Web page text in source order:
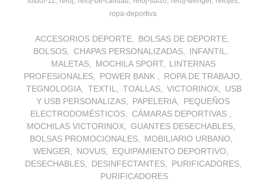
ropa-deportiva
ACCESORIOS DEPORTE
BOLSAS DE DEPORTE
BOLSOS
CHAPAS PERSONALIZADAS
INFANTIL
MALETAS
MOCHILA SPORT
LINTERNAS
PROFESIONALES
POWER BANK
ROPA DE TRABAJO
TEGNOLOGIA
TEXTIL TOALLAS VICTORINOX
USB
Y USB PERSONALIZAS
PAPELERIA
PEQUEÑOS
ELECTRODOMÉSTICOS
CÁMARAS DEPORTIVAS
MOCHILAS VICTORINOX
GUANTES DESECHABLES
BOLSAS PROMOCIONALES
MOBILIARIO URBANO
WENGER
NOVUS
EQUIPAMIENTO DEPORTIVO
DESECHABLES
DESINFECTANTES
PURIFICADORES
PURIFICADORES